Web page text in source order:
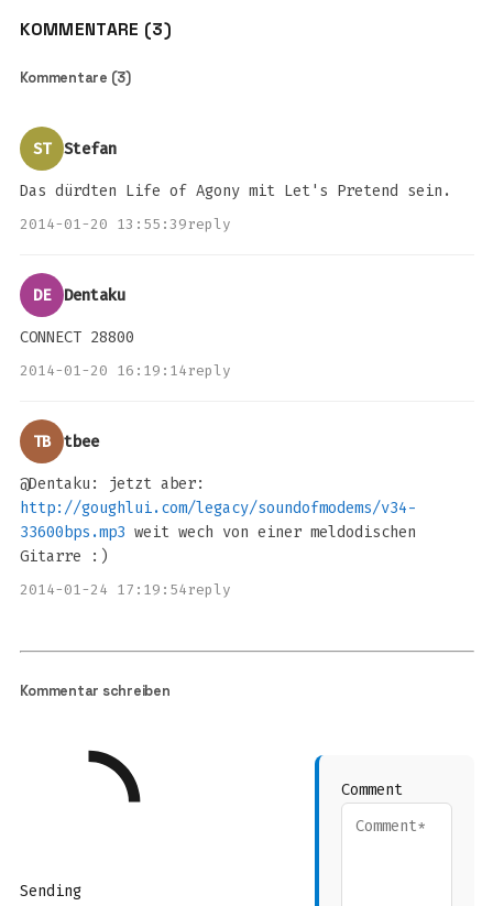
KOMMENTARE (3)
Kommentare (3)
ST Stefan
Das dürdten Life of Agony mit Let's Pretend sein.
2014-01-20 13:55:39reply
DE Dentaku
CONNECT 28800
2014-01-20 16:19:14reply
TB tbee
@Dentaku: jetzt aber:
http://goughlui.com/legacy/soundofmodems/v34-
33600bps.mp3 weit wech von einer meldodischen
Gitarre :)
2014-01-24 17:19:54reply
Kommentar schreiben
Sending
Comment